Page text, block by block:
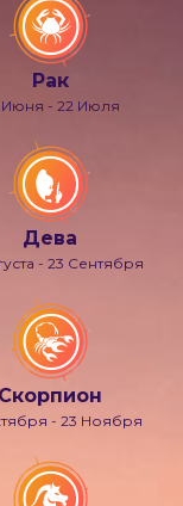
Рак
Июня - 22 Июля
Дева
- 23 Сентября
Скорпион
- 23 Ноября